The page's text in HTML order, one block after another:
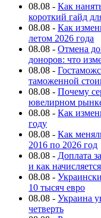
08.08 - Как
короткий гайд
08.08 - Как
летом 2026 года
08.08 - Отмена
доноров: что
08.08 -
таможенной
08.08 - Почему
ювелирном
08.08 - Как
году
08.08 - Как
2016 по 2026 год
08.08 - Доплата
и как начисляется
08.08 -
10 тысяч евро
08.08 - Украина
четверть